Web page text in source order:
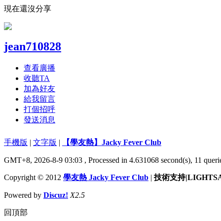
現在還沒分享
jean710828
查看廣播
收聽TA
加為好友
給我留言
打個招呼
發送消息
手機版 | 文字版 | 【學友熱】Jacky Fever Club
GMT+8, 2026-8-9 03:03 , Processed in 4.631068 second(s), 11
Copyright © 2012 學友熱 Jacky Fever Club | 技術支持
Powered by Discuz! X2.5
回頂部